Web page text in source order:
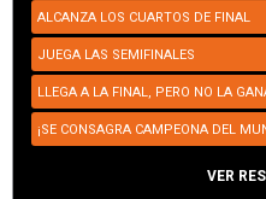
ALCANZA LOS CUARTOS DE FINAL
JUEGA LAS SEMIFINALES
LLEGA A LA FINAL, PERO NO LA
¡SE CONSAGRA CAMPEONA DEL
VER